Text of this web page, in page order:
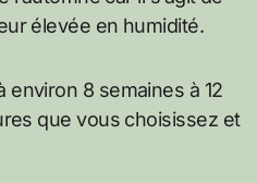
élevée en humidité.
environ 8 semaines à 12
que vous choisissez et